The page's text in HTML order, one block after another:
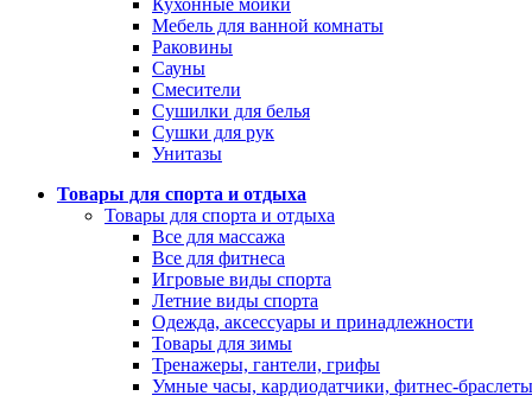
Кухонные мойки
Мебель для ванной комнаты
Раковины
Сауны
Смесители
Сушилки для белья
Сушки для рук
Унитазы
Товары для спорта и отдыха
Товары для спорта и отдыха
Все для массажа
Все для фитнеса
Игровые виды спорта
Летние виды спорта
Одежда, аксессуары и принадлежности
Товары для зимы
Тренажеры, гантели, грифы
Умные часы, кардиодатчики, фитнес-браслеты